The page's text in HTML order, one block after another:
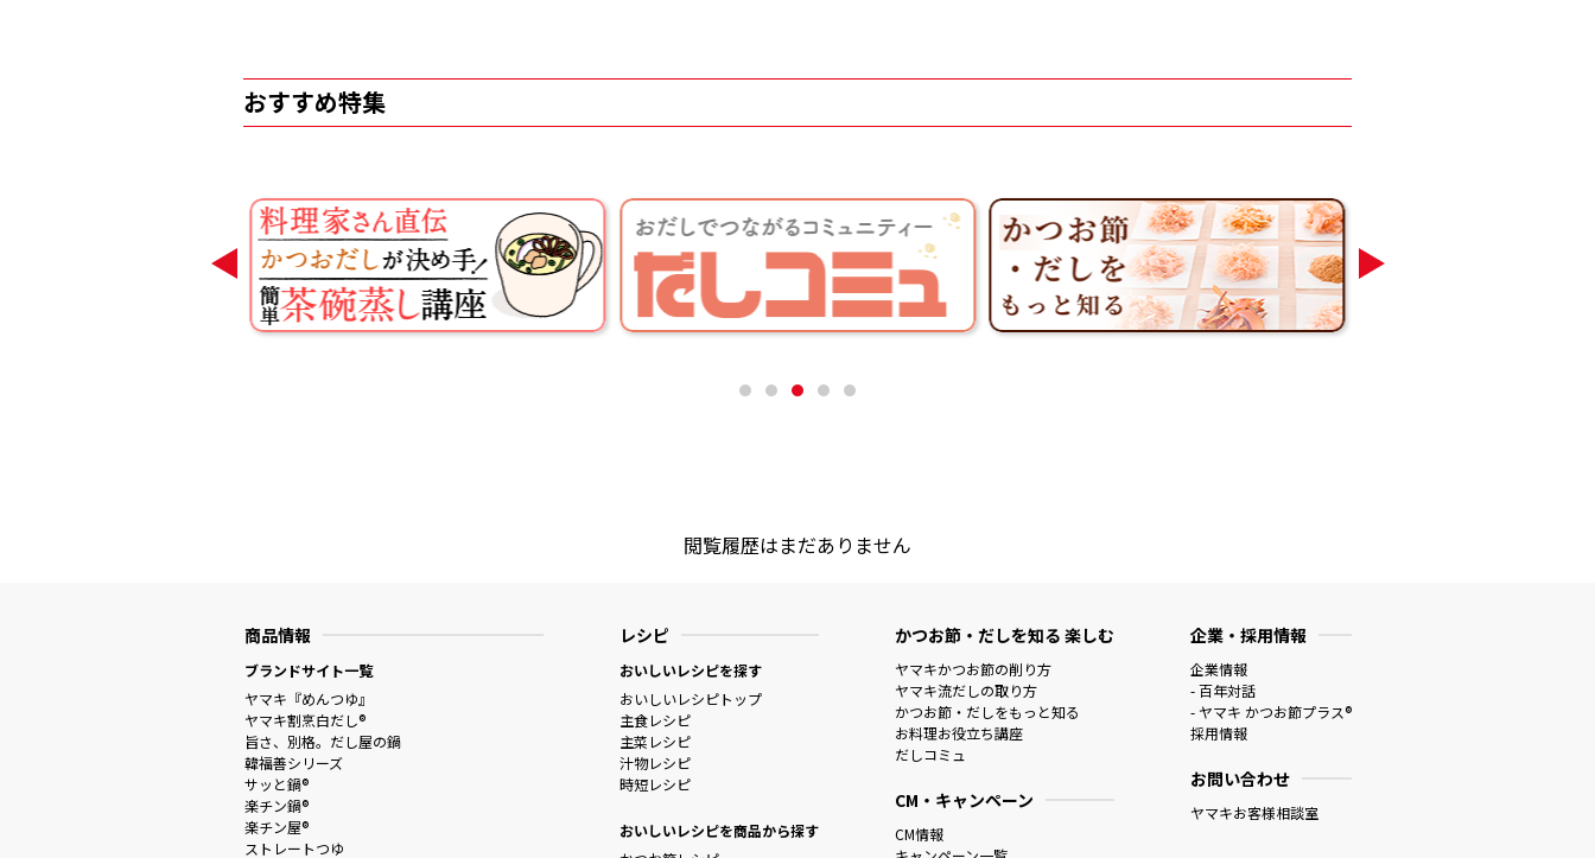
おすすめ特集
閲覧履歴はまだありません
商品情報
ブランドサイト一覧
ヤマキ『めんつゆ』
ヤマキ割烹白だし®
旨さ、別格。だし屋の鍋
韓福善シリーズ
サッと鍋®
楽チン鍋®
楽チン屋®
ストレートつゆ
レシピ
おいしいレシピを探す
おいしいレシピトップ
主食レシピ
主菜レシピ
汁物レシピ
時短レシピ
おいしいレシピを商品から探す
かつお節・だしを知る 楽しむ
ヤマキかつお節の削り方
ヤマキ流だしの取り方
かつお節・だしをもっと知る
お料理お役立ち講座
だしコミュ
CM・キャンペーン
CM情報
企業・採用情報
企業情報
- 百年対話
- ヤマキ かつお節プラス®
採用情報
お問い合わせ
ヤマキお客様相談室